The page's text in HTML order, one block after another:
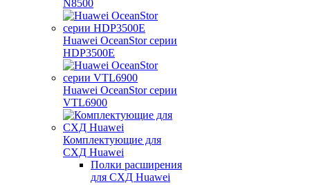
N8500
Huawei OceanStor серии
HDP3500E
Huawei OceanStor серии
VTL6900
Комплектующие для
СХД Huawei
Полки расширения
для СХД Huawei